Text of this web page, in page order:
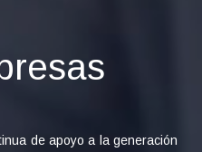
de apoyo a la generación